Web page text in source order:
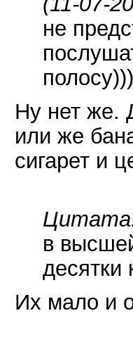
не
Ну нет же.
или же
сигарет и
в
десятки
Их мало и